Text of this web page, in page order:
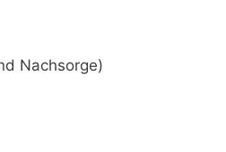
Nachsorge)